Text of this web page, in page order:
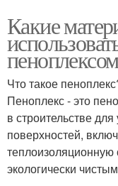
Какие
Что такое
Пеноплекс - это
в строительстве
поверхностей,
теплоизоляционную
экологически